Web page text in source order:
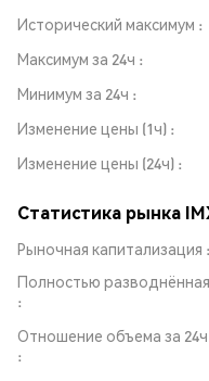
Исторический максимум
Максимум за 24ч
Минимум за 24ч
Изменение цены (1ч)
Изменение цены (24ч)
Статистика рынка
Рыночная капитализация
Полностью
Отношение объема за